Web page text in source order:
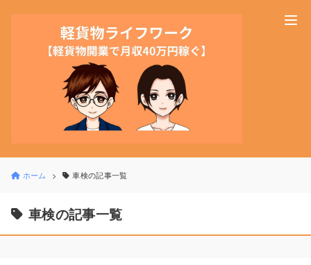
ホーム 車検の記事一覧
車検の記事一覧